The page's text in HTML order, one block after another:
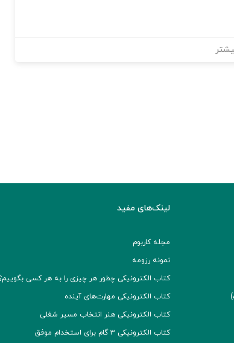
لینک‌های مفید
مجله کاربوم
نمونه رزومه
کتاب الکترونیکی چطور هر چیزی را به هر کسی
کتاب الکترونیکی مهارت‌های آینده
کتاب الکترونیکی هنر انتخاب مسیر شغلی
کتاب الکترونیکی ۳ گام برای استخدام موفق